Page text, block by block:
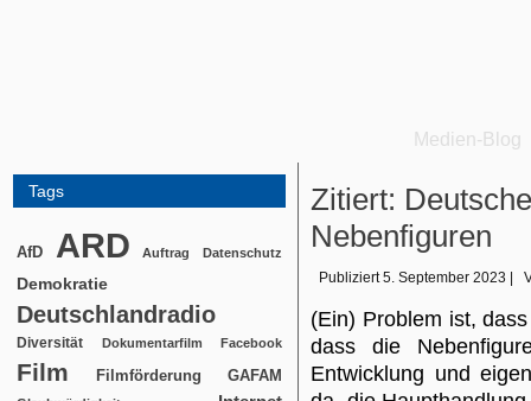
Medien-Blog
Tags
AfD ARD Auftrag Datenschutz
Demokratie
Deutschlandradio
Diversität Dokumentarfilm Facebook
Film Filmförderung GAFAM
Zitiert:
Nebenfiguren
Publiziert 5. September 2023
(Ein) Problem ist,
dass die
Entwicklung und